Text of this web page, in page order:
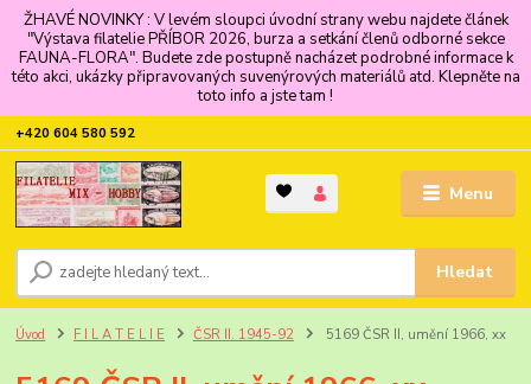
ŽHAVÉ NOVINKY : V levém sloupci úvodní strany webu najdete článek
"Výstava filatelie PŘÍBOR 2026, burza a setkání členů odborné sekce
FAUNA-FLORA". Budete zde postupně nacházet podrobné informace k
této akci, ukázky připravovaných suvenýrových materiálů atd. Klepněte na
toto info a jste tam !
Menu
Hledat
+420 604 580 592
Úvod F I L A T E L I E ČSR II. 1945-92 5169 ČSR II, umění 1966, xx